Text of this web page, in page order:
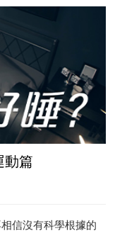
動篇
信沒有科學根據的